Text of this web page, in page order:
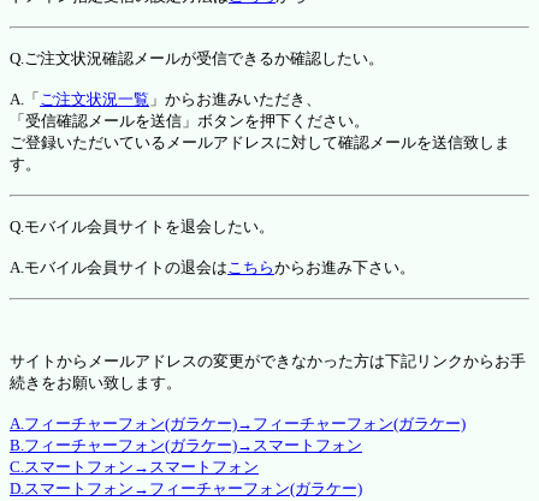
Q.ご注文状況確認メールが受信できるか確認したい。
A.「 ご注文状況一覧 」からお進みいただき、
「受信確認メールを送信」ボタンを押下ください。
ご登録いただいているメールアドレスに対して確認メールを送信致しま
す。
Q.モバイル会員サイトを退会したい。
A.モバイル会員サイトの退会はこちらからお進み下さい。
サイトからメールアドレスの変更ができなかった方は下記リンクからお手
続きをお願い致します。
A.フィーチャーフォン(ガラケー)→フィーチャーフォン(ガラケー)
B.フィーチャーフォン(ガラケー)→スマートフォン
C.スマートフォン→スマートフォン
D.スマートフォン→フィーチャーフォン(ガラケー)